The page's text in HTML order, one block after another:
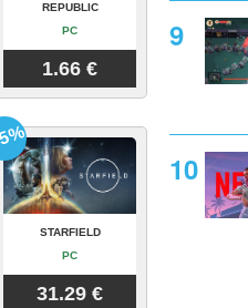
REPUBLIC
PC
1.66 €
STARFIELD
PC
31.29 €